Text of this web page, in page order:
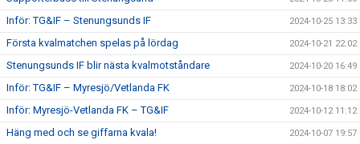
Inför: TG&IF – Stenungsunds IF 2024-10-25 13:33
Första kvalmatchen spelas på lördag 2024-10-21 22:02
Stenungsunds IF blir nästa kvalmotståndare 2024-10-20 16:49
Inför: TG&IF – Myresjö/Vetlanda FK 2024-10-18 18:02
Inför: Myresjö-Vetlanda FK – TG&IF 2024-10-12 11:12
Häng med och se giffarna kvala! 2024-10-07 19:57